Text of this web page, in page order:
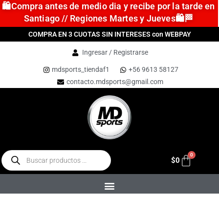
🛍️Compra antes de medio dia y recibe por la tarde en
Santiago // Regiones Martes y Jueves🛍️🏁
COMPRA EN 3 CUOTAS SIN INTERESES con WEBPAY
Ingresar / Registrarse
mdsports_tiendaf1
+56 9613 58127
contacto.mdsports@gmail.com
$0